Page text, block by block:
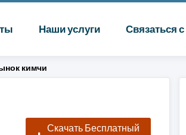
Наши услуги Связаться
кимчи
Скачать Бесплатный